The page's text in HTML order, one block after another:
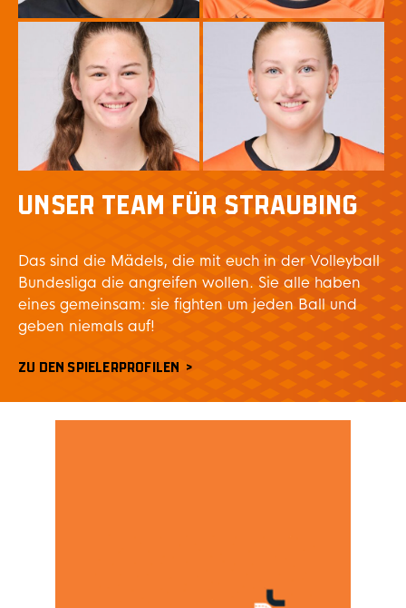
UNSER TEAM FÜR STRAUBING
Das sind die Mädels, die mit euch in der Volleyball
Bundesliga die angreifen wollen. Sie alle haben
eines gemeinsam: sie fighten um jeden Ball und
geben niemals auf!
ZU DEN SPIELERPROFILEN